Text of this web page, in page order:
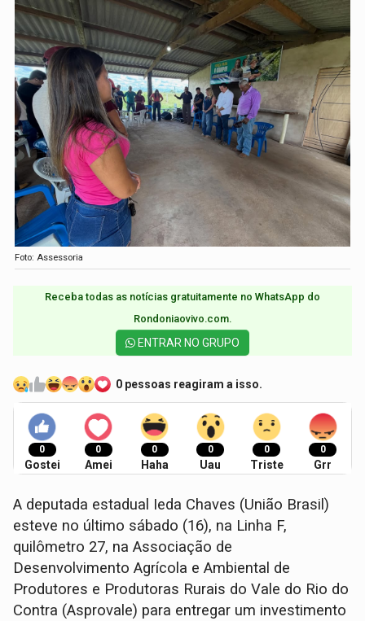
Foto: Assessoria
Receba todas as notícias gratuitamente no WhatsApp do
Rondoniaovivo.com.​
ENTRAR NO GRUPO
0 pessoas reagiram a isso.
0
Gostei
0
Amei
0
Haha
0
Uau
0
Triste
0
Grr
A deputada estadual Ieda Chaves (União Brasil)
esteve no último sábado (16), na Linha F,
quilômetro 27, na Associação de
Desenvolvimento Agrícola e Ambiental de
Produtores e Produtoras Rurais do Vale do Rio do
Contra (Asprovale) para entregar um investimento